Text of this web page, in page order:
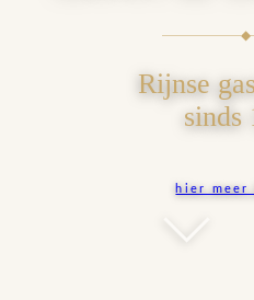
◆
Rijnse
sinds
hier meer